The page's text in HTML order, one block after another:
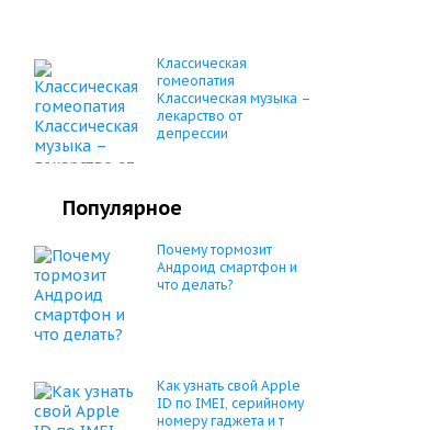
Классическая
гомеопатия
Классическая музыка –
лекарство от
депрессии
Популярное
Почему тормозит
Андроид смартфон и
что делать?
Как узнать свой Apple
ID по IMEI, серийному
номеру гаджета и т